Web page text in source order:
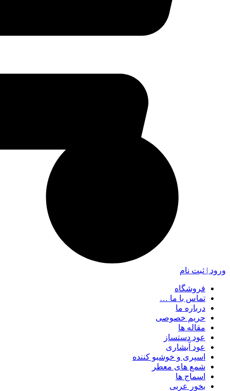
ورود | ثبت نام
فروشگاه
تماس با ما …
درباره ما
حریم خصوصی
مقاله ها
عود دستساز
عود آبشاری
اسپری و خوشبو کننده
شمع های معطر
اسماج ها
بخور عربی